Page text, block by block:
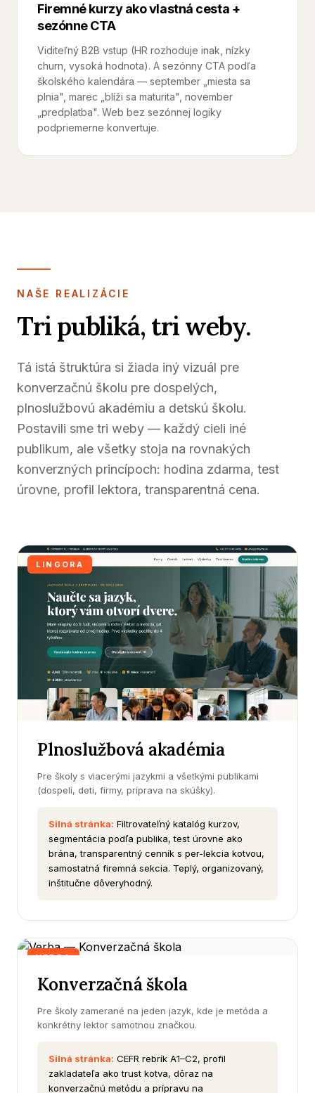
Firemné kurzy ako vlastná cesta +
sezónne CTA
Viditeľný B2B vstup (HR rozhoduje inak, nízky
churn, vysoká hodnota). A sezónny CTA podľa
školského kalendára — september „miesta sa
plnia", marec „blíži sa maturita", november
„predplatba". Web bez sezónnej logiky
podpriemerne konvertuje.
NAŠE REALIZÁCIE
Tri publiká, tri weby.
Tá istá štruktúra si žiada iný vizuál pre
konverzačnú školu pre dospelých,
plnoslužbovú akadémiu a detskú školu.
Postavili sme tri weby — každý cieli iné
publikum, ale všetky stoja na rovnakých
konverzných princípoch: hodina zdarma, test
úrovne, profil lektora, transparentná cena.
LINGORA
Plnoslužbová akadémia
Pre školy s viacerými jazykmi a všetkými publikami
(dospelí, deti, firmy, príprava na skúšky).
Silná stránka: Filtrovateľný katalóg kurzov,
segmentácia podľa publika, test úrovne ako
brána, transparentný cenník s per-lekcia kotvou,
samostatná firemná sekcia. Teplý, organizovaný,
inštitučne dôveryhodný.
VERBA
Konverzačná škola
Pre školy zamerané na jeden jazyk, kde je metóda a
konkrétny lektor samotnou značkou.
Silná stránka: CEFR rebrík A1–C2, profil
zakladateľa ako trust kotva, dôraz na
konverzačnú metódu a prípravu na